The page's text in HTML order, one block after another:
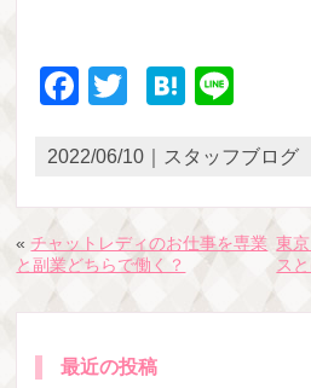
Facebook
TwitterHatena
2022/06/10｜スタッフブログ
« チャットレディのお仕事を専業
と副業どちらで働く？
東
ス
最近の投稿